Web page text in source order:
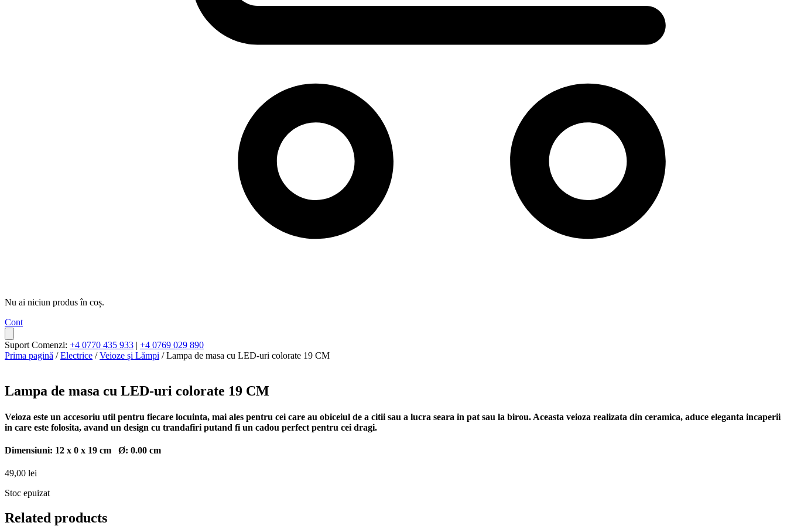
Nu ai niciun produs în coș.
Cont
Suport Comenzi: +4 0770 435 933 | +4 0769 029 890
Prima pagină /Electrice /Veioze și Lămpi / Lampa de masa cu LED-uri colorate 19 CM
Lampa de masa cu LED-uri colorate 19 CM
Veioza este un accesoriu util pentru fiecare locuinta, mai ales pentru cei care au obiceiul de a citii sau a lucra seara in pat sau la birou. Aceasta veioza realizata din ceramica, aduce eleganta incaperii
in care este folosita, avand un design cu trandafiri putand fi un cadou perfect pentru cei dragi.
Dimensiuni: 12 x 0 x 19 cm Ø: 0.00 cm
49,00 lei
Stoc epuizat
Related products